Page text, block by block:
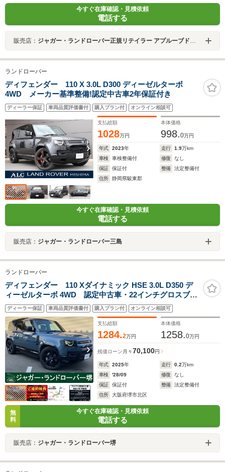
今すぐ在庫確認・見積依頼
電話する
販売店： ジャガー・ランドローバー正規リテイラー アプルーブドセンター箕面
ランドローバー
ディフェンダー 110 X 3.0L D300 ディーゼルターボ
4WD メーカー基準整備!認定中古車2年保証付き
ディーラー保証 車両品質評価書付 購入プラン付 オンライン相談可
支払総額
1028万円
本体価格
998.0万円
年式 2023年 走行 1.9万km
車検
車検整備付 修復
なし
保証
保証付 整備
法定整備付
住所
静岡県駿東郡
今すぐ在庫確認・見積依頼
電話する
販売店： ジャガー・ランドローバー三島
ランドローバー
ディフェンダー 110 Xダイナミック HSE 3.0L D350 デ
ィーゼルターボ 4WD 認定中古車・22インチグロスブラ
ックアルミホイール
ディーラー保証 車両品質評価書付 購入プラン付 オンライン相談可
支払総額
1284.2万円
本体価格
1258.0万円
残価ローン 月々70,100円
年式 2025年 走行 0.2万km
車検
'28/09 修復
なし
保証
保証付 整備
法定整備付
住所
大阪府堺市北区
無
料
今すぐ在庫確認・見積依頼
電話する
販売店： ジャガー・ランドローバー堺